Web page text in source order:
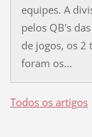
equipes. A
pelos QB's
de jogos, os 2
foram os...
Todos os artigos